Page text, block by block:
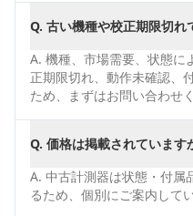
Q. 古い機種や校正期限切れ
A. 機種、市場需要、状態に
正期限切れ、動作未確認、
ため、まずはお問い合わせ
Q. 価格は掲載されています
A. 中古計測器は状態・付属
るため、個別にご案内してい